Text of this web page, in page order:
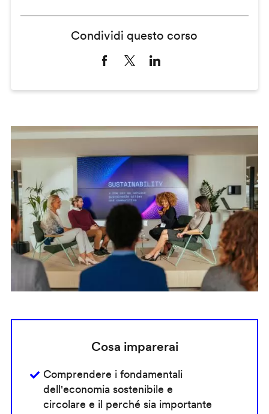
Condividi questo corso
Cosa imparerai
Comprendere i fondamentali
dell'economia sostenibile e
circolare e il perché sia importante